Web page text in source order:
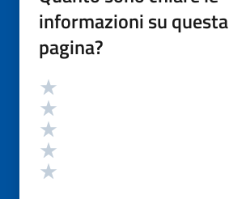
informazioni su questa
pagina?
Valutazione